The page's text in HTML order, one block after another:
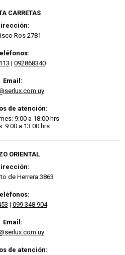
CARRETAS
Ros 2781
| 092868340
Email:
de atención:
9:00 a 18:00 hrs
9:00 a 13:00 hrs
ORIENTAL
de Herrera 3863
| 099 348 904
Email:
de atención: